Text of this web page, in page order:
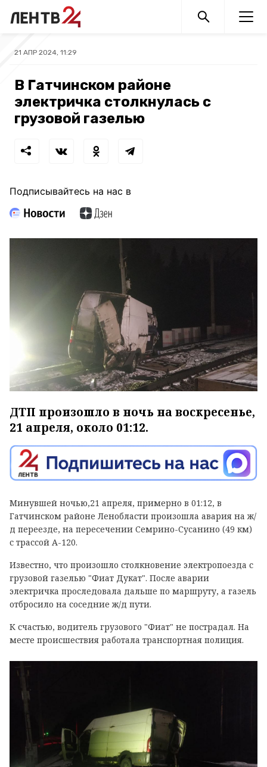
21 АПР 2024, 11:29
В Гатчинском районе
электричка столкнулась с
грузовой газелью
Подписывайтесь на нас в
ДТП произошло в ночь на воскресенье,
21 апреля, около 01:12.
Минувшей ночью,21 апреля, примерно в 01:12, в
Гатчинском районе Ленобласти произошла авария на ж/
д переезде, на пересечении Семрино-Сусанино (49 км)
с трассой А-120.
Известно, что произошло столкновение электропоезда с
грузовой газелью "Фиат Дукат". После аварии
электричка проследовала дальше по маршруту, а газель
отбросило на соседние ж/д пути.
К счастью, водитель грузового "Фиат" не пострадал. На
месте происшествия работала транспортная полиция.